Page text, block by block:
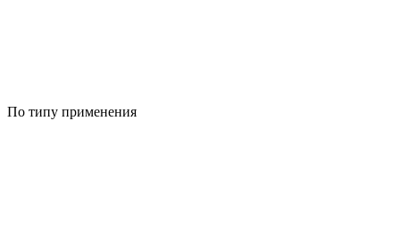
По типу применения